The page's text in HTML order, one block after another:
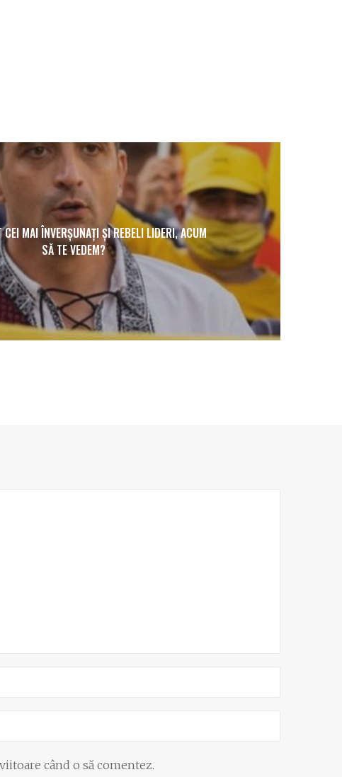
MAI ÎNVERȘUNAȚI ȘI REBELI LIDERI, ACUM
SĂ TE VEDEM?
când o să comentez.